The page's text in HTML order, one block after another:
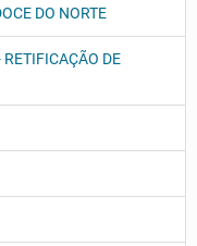
DO NORTE
DE